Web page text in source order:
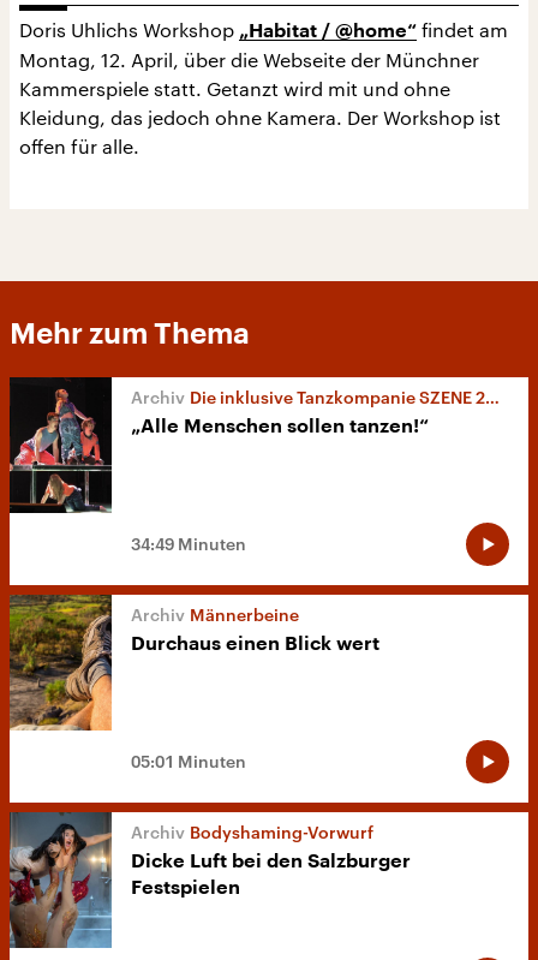
Doris Uhlichs Workshop „Habitat / @home“ findet am
Montag, 12. April, über die Webseite der Münchner
Kammerspiele statt. Getanzt wird mit und ohne
Kleidung, das jedoch ohne Kamera. Der Workshop ist
offen für alle.
Mehr zum Thema
Die inklusive Tanzkompanie SZENE 2WEI
„Alle Menschen sollen tanzen!“
34:49 Minuten
Männerbeine
Durchaus einen Blick wert
05:01 Minuten
Bodyshaming-Vorwurf
Dicke Luft bei den Salzburger
Festspielen